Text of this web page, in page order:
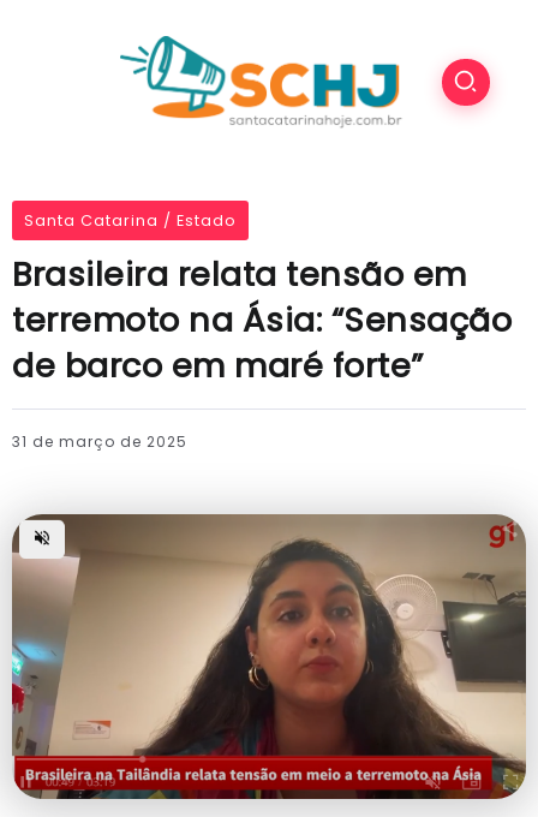
Santa Catarina / Estado
Brasileira relata tensão em
terremoto na Ásia: “Sensação
de barco em maré forte”
31 de março de 2025